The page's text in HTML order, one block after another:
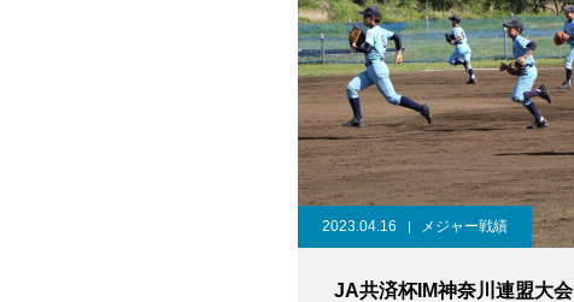
2023.04.16 メジャー戦績
JA共済杯IM神奈川連盟大会